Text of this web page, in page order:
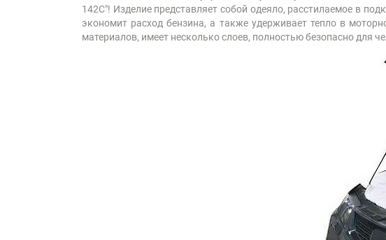
142C"! Изделие представляет собой одеяло, расстилаемое в
экономит расход бензина, а также удерживает тепло в
материалов, имеет несколько слоев, полностью безопасно для